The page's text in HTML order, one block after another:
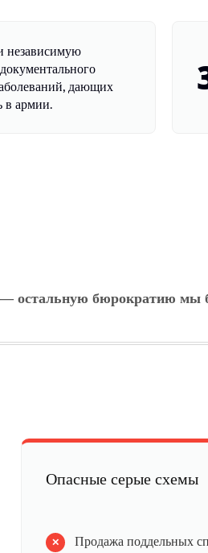
независимую
дающих
в армии.
— остальную бюрократию мы
Опасные серые схемы
Продажа поддельных